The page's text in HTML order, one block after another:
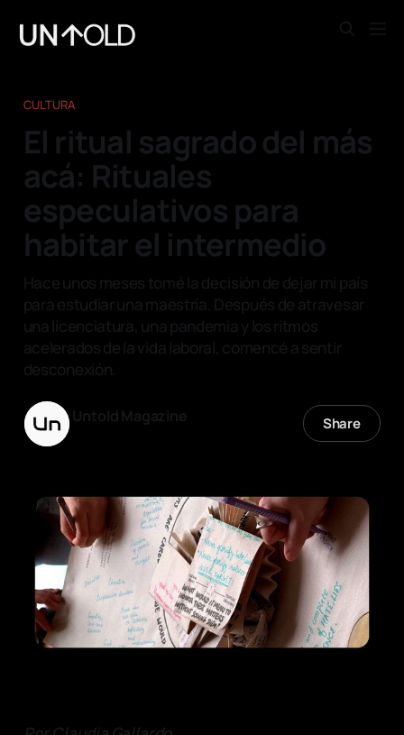
CULTURA
El ritual sagrado del más
acá: Rituales
especulativos para
habitar el intermedio
Hace unos meses tomé la decisión de dejar mi país
para estudiar una maestría. Después de atravesar
una licenciatura, una pandemia y los ritmos
acelerados de la vida laboral, comencé a sentir
desconexión.
Untold Magazine Share